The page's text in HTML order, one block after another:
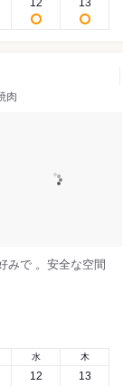
12 13
肉
みで 。安全な空間
水
12
木
13